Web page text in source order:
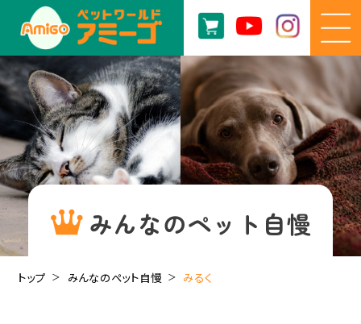
みんなのペット自慢
トップ みんなのペット自慢 みるく